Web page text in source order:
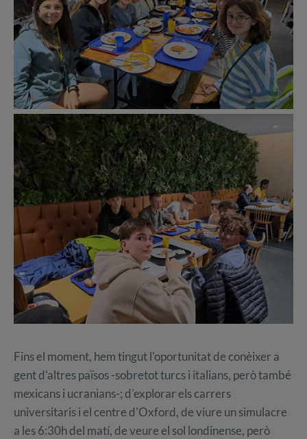
Fins el moment, hem tingut l'oportunitat de conèixer a
gent d'altres països -sobretot turcs i italians, però també
mexicans i ucranians-; d'explorar els carrers
universitaris i el centre d'Oxford, de viure un simulacre
a les 6:30h del matí, de veure el sol londinense, però